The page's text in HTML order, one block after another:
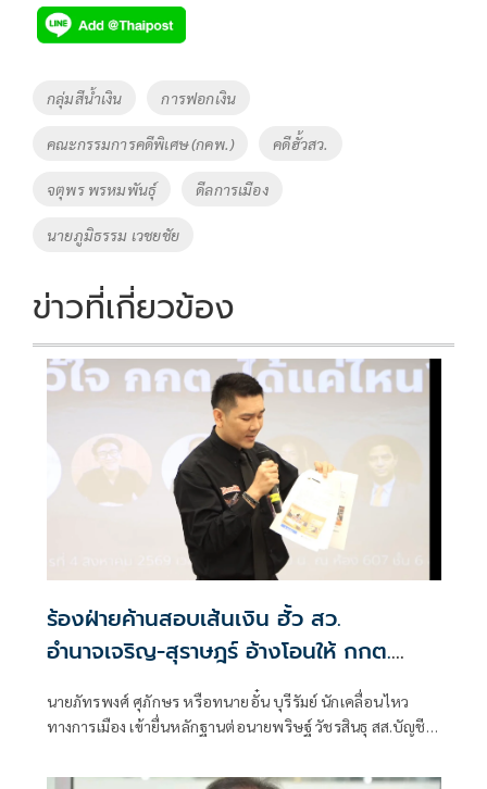
e
b
o
k
tt
er
p
y
Li
n
k
Tags
กลุ่มสีน้ำเงิน การฟอกเงิน
คณะกรรมการคดีพิเศษ (กคพ.) คดีฮั้วสว.
จตุพร พรหมพันธุ์ ดีลการเมือง
นายภูมิธรรม เวชยชัย
ข่าวที่เกี่ยวข้อง
ร้องฝ่ายค้านสอบเส้นเงิน ฮั้ว สว.
อำนาจเจริญ-สุราษฎร์ อ้างโอนให้ กกต.
นายภัทรพงศ์ ศุภักษร หรือทนายอั๋น บุรีรัมย์ นักเคลื่อนไหว
ทางการเมือง เข้ายื่นหลักฐานต่อนายพริษฐ์ วัชรสินธุ สส.บัญชี
กรรมการประสานงานพรรคร่วมฝ่ายค้าน (วิปฝ่ายค้าน)